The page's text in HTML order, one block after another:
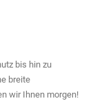
bis hin zu
breite
wir Ihnen morgen!